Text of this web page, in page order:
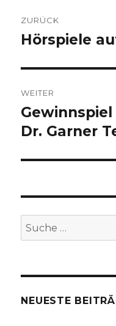
ZURÜCK
Vorheriger
Hörspiele
WEITER
Nächster
Beitrag:
Dr. Garner
Suche
nach:
NEUESTE